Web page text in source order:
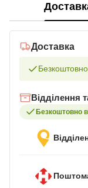
Доставка
Відділення
Безкоштовно